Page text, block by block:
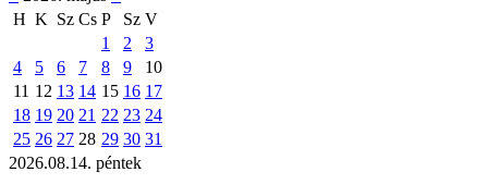
H K Sz Cs P Sz V
1
2
3
4
5 6 7 8 9
10
11 12 13 14 15 16 17
18 19 20 21 22 23 24
25 26 27 28 29 30 31
2026.08.14. péntek